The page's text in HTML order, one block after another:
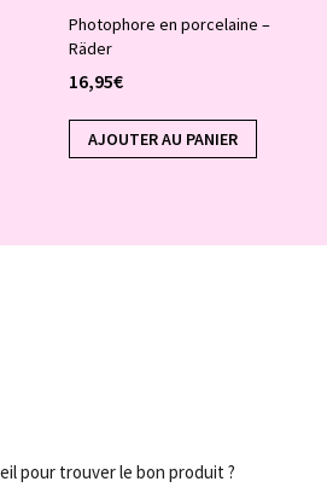
Photophore en porcelaine –
Räder
16,95€
AJOUTER AU PANIER
pour trouver le bon produit ?